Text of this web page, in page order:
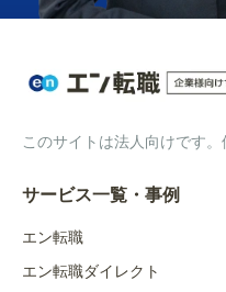
このサイトは法人向けです
サービス一覧・事例
エン転職
エン転職ダイレクト